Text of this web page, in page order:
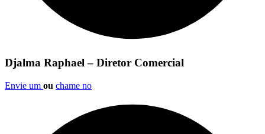
Djalma Raphael – Diretor Comercial
Envie um ou chame no